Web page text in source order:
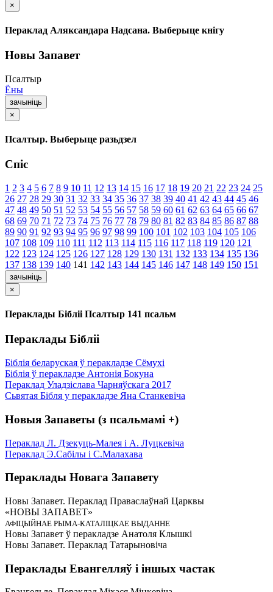
×
Пераклад Аляксандара Надсана. Выберыце кнігу
Новы Запавет
Псалтыр
Ёны
зачыніць
×
Псалтыр. Выберыце разьдзел
Спіс
1 2 3 4 5 6 7 8 9 10 11 12 13 14 15 16 17 18 19 20 21 22 23 24 25
26 27 28 29 30 31 32 33 34 35 36 37 38 39 40 41 42 43 44 45 46
47 48 49 50 51 52 53 54 55 56 57 58 59 60 61 62 63 64 65 66 67
68 69 70 71 72 73 74 75 76 77 78 79 80 81 82 83 84 85 86 87 88
89 90 91 92 93 94 95 96 97 98 99 100 101 102 103 104 105 106
107 108 109 110 111 112 113 114 115 116 117 118 119 120 121
122 123 124 125 126 127 128 129 130 131 132 133 134 135 136
137 138 139 140 141 142 143 144 145 146 147 148 149 150 151
зачыніць
×
Пераклады Бібліі Псалтыр 141 псальм
Пераклады Бібліі
Біблія беларуская ў перакладзе Сёмухі
Біблія ў перакладзе Антонія Бокуна
Пераклад Уладзіслава Чарняўскага 2017
Сьвятая Бібля у перакладзе Яна Станкевіча
Новыя Запаветы (з псальмамі +)
Пераклад Л. Дзекуць-Малея і А. Луцкевіча
Пераклад Э.Сабілы і С.Малахава
Пераклады Новага Запавету
Новы Запавет. Пераклад Праваслаўнай Царквы
«НОВЫ ЗАПАВЕТ»
АФІЦЫЙНАЕ РЫМА-КАТАЛІЦКАЕ ВЫДАННЕ
Новы Запавет ў перакладзе Анатоля Клышкi
Новы Запавет. Пераклад Татарыновіча
Пераклады Евангелляў і іншых частак